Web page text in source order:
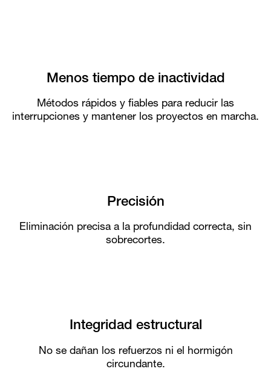
Menos tiempo de inactividad
Métodos rápidos y fiables para reducir las
interrupciones y mantener los proyectos en marcha.
Precisión
Eliminación precisa a la profundidad correcta, sin
sobrecortes.
Integridad estructural
No se dañan los refuerzos ni el hormigón
circundante.